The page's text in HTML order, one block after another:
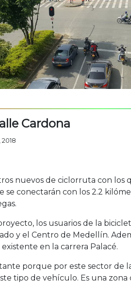
Cardona
2018
nuevos de ciclorruta con los
se conectarán con los 2.2
los usuarios de la
y el Centro de Medellín.
en la carrera Palacé.
porque por este sector de
tipo de vehículo. Es una